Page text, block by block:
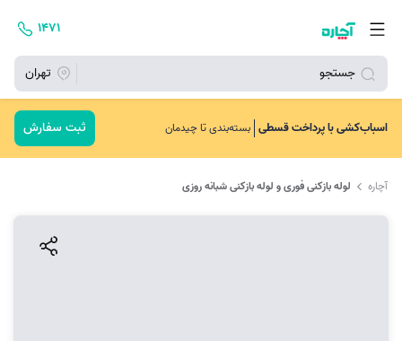
جستجو تهران
۱۴۷۱
اسباب‌کشی با پرداخت قسطی بسته‌بندی تا چیدمان ثبت سفارش
آچاره لوله بازکنی فوری و لوله بازکنی شبانه روزی